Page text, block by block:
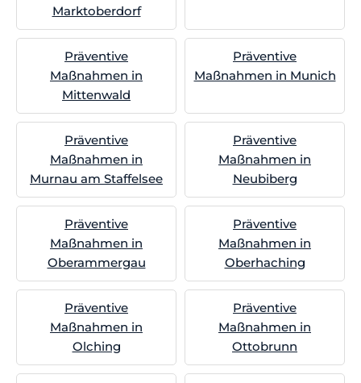
Marktoberdorf
Präventive
Maßnahmen in
Mittenwald
Präventive
Maßnahmen in Munich
Präventive
Maßnahmen in
Murnau am Staffelsee
Präventive
Maßnahmen in
Neubiberg
Präventive
Maßnahmen in
Oberammergau
Präventive
Maßnahmen in
Oberhaching
Präventive
Maßnahmen in
Olching
Präventive
Maßnahmen in
Ottobrunn